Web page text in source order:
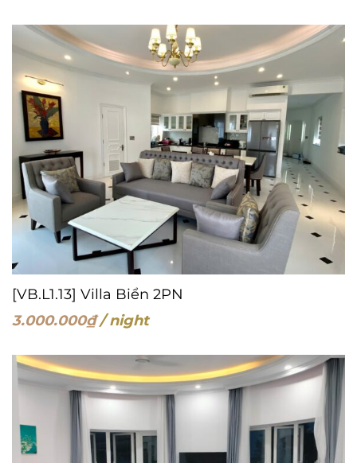
[VB.L1.13] Villa Biển 2PN
3.000.000₫/ night